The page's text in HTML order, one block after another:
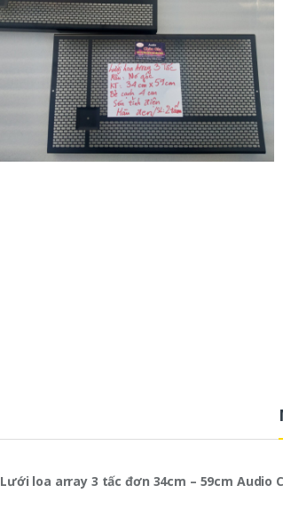
Lưới loa array 3 tấc đơn 34cm – 59cm Audio